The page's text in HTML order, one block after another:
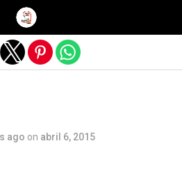
ago on abril 6, 2015
la versión móvil